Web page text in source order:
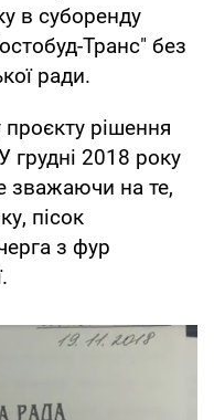
в суборенду
Транс" без
ради.
рішення
грудні 2018 року
зважаючи на те,
пісок
з фур